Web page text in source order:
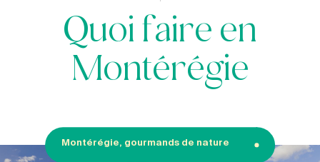
Quoi faire en
Montérégie
Montérégie, gourmands de nature